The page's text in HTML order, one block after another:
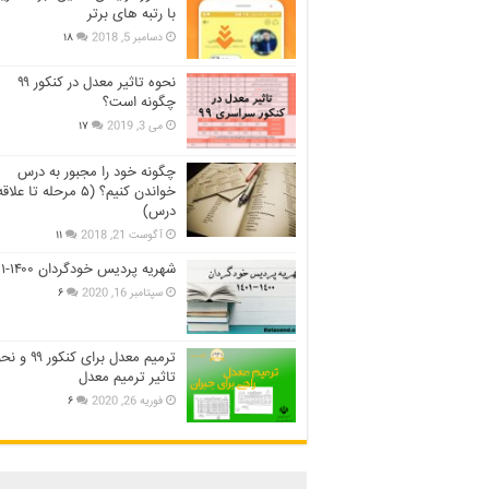
با رتبه های برتر
دسامبر 5, 2018 ۱۸
نحوه تاثیر معدل در کنکور ۹۹
چگونه است؟
می 3, 2019 ۱۷
چگونه خود را مجبور به درس
خواندن کنیم؟ (۵ مرحله تا
درس)
آگوست 21, 2018 ۱۱
شهریه پردیس خودگردان ۱۴۰۰-۱۴۰۱
سپتامبر 16, 2020 ۶
ترمیم معدل برای
تاثیر ترمیم معدل
فوریه 26, 2020 ۶